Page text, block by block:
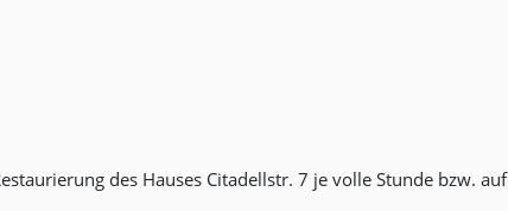
des Hauses Citadellstr. 7 je volle Stunde bzw. auf